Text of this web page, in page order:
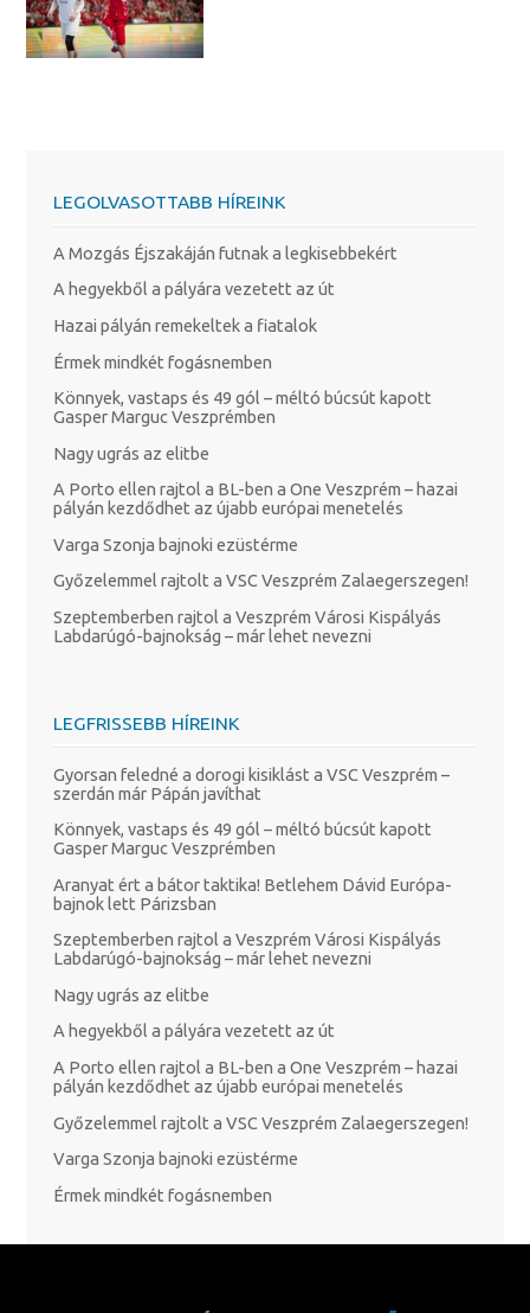
LEGOLVASOTTABB HÍREINK
A Mozgás Éjszakáján futnak a legkisebbekért
A hegyekből a pályára vezetett az út
Hazai pályán remekeltek a fiatalok
Érmek mindkét fogásnemben
Könnyek, vastaps és 49 gól – méltó búcsút kapott
Gasper Marguc Veszprémben
Nagy ugrás az elitbe
A Porto ellen rajtol a BL-ben a One Veszprém – hazai
pályán kezdődhet az újabb európai menetelés
Varga Szonja bajnoki ezüstérme
Győzelemmel rajtolt a VSC Veszprém Zalaegerszegen!
Szeptemberben rajtol a Veszprém Városi Kispályás
Labdarúgó-bajnokság – már lehet nevezni
LEGFRISSEBB HÍREINK
Gyorsan feledné a dorogi kisiklást a VSC Veszprém –
szerdán már Pápán javíthat
Könnyek, vastaps és 49 gól – méltó búcsút kapott
Gasper Marguc Veszprémben
Aranyat ért a bátor taktika! Betlehem Dávid Európa-
bajnok lett Párizsban
Szeptemberben rajtol a Veszprém Városi Kispályás
Labdarúgó-bajnokság – már lehet nevezni
Nagy ugrás az elitbe
A hegyekből a pályára vezetett az út
A Porto ellen rajtol a BL-ben a One Veszprém – hazai
pályán kezdődhet az újabb európai menetelés
Győzelemmel rajtolt a VSC Veszprém Zalaegerszegen!
Varga Szonja bajnoki ezüstérme
Érmek mindkét fogásnemben